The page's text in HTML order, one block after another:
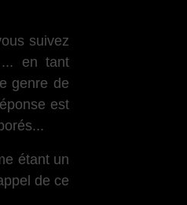
suivez
... en tant
genre de
est
étant un
de ce